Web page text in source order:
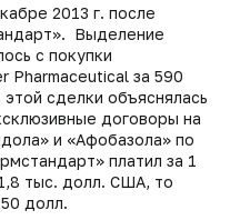
2013 г. после
Выделение
с покупки
Pharmaceutical за 590
сделки объяснялась
договоры на
и «Афобазола» по
платил за 1
тыс. долл. США, то
долл.